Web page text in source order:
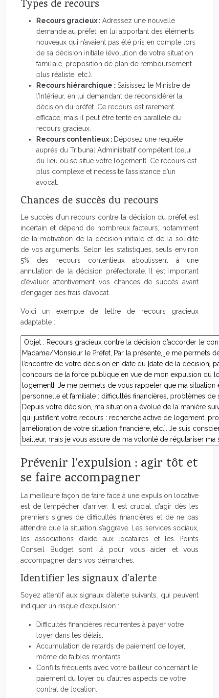
Types de recours
Recours gracieux : Adressez une nouvelle
demande au préfet, en lui apportant des éléments
nouveaux qui n’avaient pas été pris en compte lors
de sa décision initiale (évolution de votre situation
familiale, proposition de plan de remboursement
plus réaliste, etc.).
Recours hiérarchique : Saisissez le Ministre de
l’Intérieur, en lui demandant de reconsidérer la
décision du préfet. Ce recours est rarement
efficace, mais il peut être tenté en parallèle du
recours gracieux.
Recours contentieux : Déposez une requête
auprès du Tribunal Administratif compétent (celui
du lieu où se situe votre logement). Ce recours est
plus complexe et nécessite l’assistance d’un
avocat.
Chances de succès du recours
Le succès d’un recours contre la décision du préfet est
incertain et dépend de nombreux facteurs, notamment
de la motivation de la décision initiale et de la solidité
de vos arguments. Selon les statistiques, seuls environ
5% des recours contentieux aboutissent à une
annulation de la décision préfectorale. Il est important
d’évaluer attentivement vos chances de succès avant
d’engager des frais d’avocat.
Voici un exemple de lettre de recours gracieux
adaptable :
Prévenir l’expulsion : agir tôt et
se faire accompagner
La meilleure façon de faire face à une expulsion locative
est de l’empêcher d’arriver. Il est crucial d’agir dès les
premiers signes de difficultés financières et de ne pas
attendre que la situation s’aggrave. Les services sociaux,
les associations d’aide aux locataires et les Points
Conseil Budget sont là pour vous aider et vous
accompagner dans vos démarches.
Identifier les signaux d’alerte
Soyez attentif aux signaux d’alerte suivants, qui peuvent
indiquer un risque d’expulsion :
Difficultés financières récurrentes à payer votre
loyer dans les délais.
Accumulation de retards de paiement de loyer,
même de faibles montants.
Conflits fréquents avec votre bailleur concernant le
paiement du loyer ou d’autres aspects de votre
contrat de location.